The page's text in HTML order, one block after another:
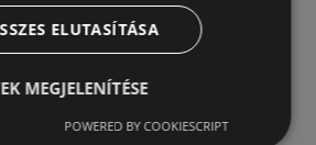
tartó elemek itt:
ELUTASÍTÁSA
MEGJELENÍTÉSE
POWERED BY COOKIESCRIPT